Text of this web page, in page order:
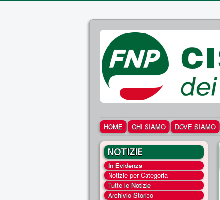
HOME CHI SIAMO DOVE SIAMO
NOTIZIE
In Evidenza
Notizie per Categoria
Tutte le Notizie
Archivio Storico